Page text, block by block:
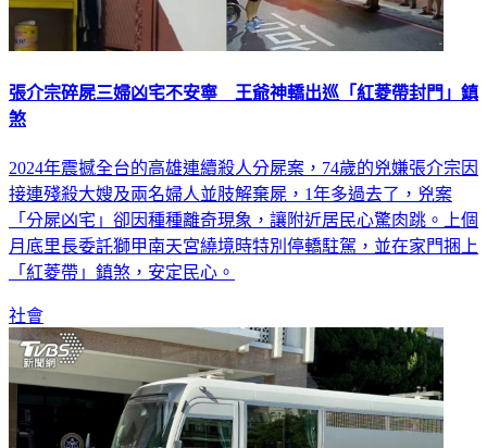
張介宗碎屍三婦凶宅不安寧 王爺神轎出巡「紅菱帶封門」鎮
煞
2024年震撼全台的高雄連續殺人分屍案，74歲的兇嫌張介宗因
接連殘殺大嫂及兩名婦人並肢解棄屍，1年多過去了，兇案
「分屍凶宅」卻因種種離奇現象，讓附近居民心驚肉跳。上個
月底里長委託獅甲南天宮繞境時特別停轎駐駕，並在家門捆上
「紅菱帶」鎮煞，安定民心。
社會